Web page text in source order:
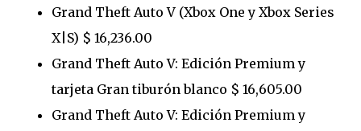
Grand Theft Auto V (Xbox One y Xbox Series
X|S) $ 16,236.00
Grand Theft Auto V: Edición Premium y
tarjeta Gran tiburón blanco $ 16,605.00
Grand Theft Auto V: Edición Premium y